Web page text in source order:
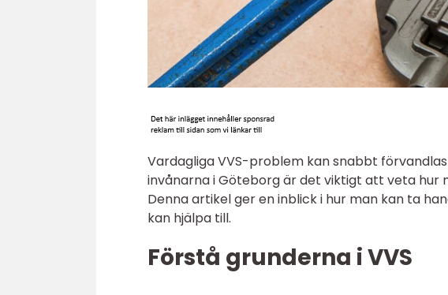
Vardagliga VVS-problem kan snabbt
invånarna i Göteborg är det viktigt att veta hur
Denna artikel ger en inblick i hur man kan ta
kan hjälpa till.
Förstå grunderna i VVS